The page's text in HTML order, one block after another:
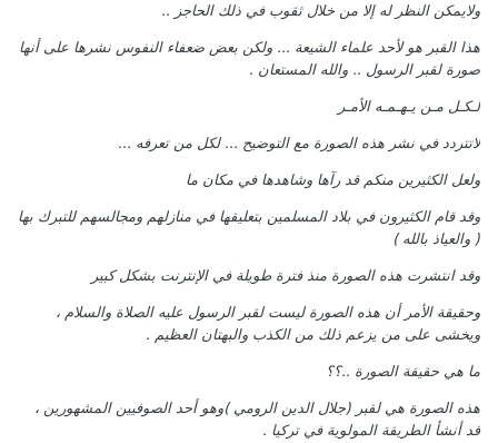
ولايمكن النظر له إلا من خلال ثقوب في ذلك الحاجز ..
هذا القبر هو لأحد علماء الشيعة ... ولكن بعض ضعفاء النفوس نشرها على أنها
صورة لقبر الرسول .. والله المستعان .
لـكـل مـن يـهـمـه الأمـر
لاتتردد في نشر هذه الصورة مع التوضيح ... لكل من تعرفه ...
ولعل الكثيرين منكم قد رآها وشاهدها في مكان ما
وقد قام الكثيرون في بلاد المسلمين بتعليقها في منازلهم ومجالسهم للتبرك بها
( والعياذ بالله )
وقد انتشرت هذه الصورة منذ فترة طويلة في الإنترنت بشكل كبير
وحقيقة الأمر أن هذه الصورة ليست لقبر الرسول عليه الصلاة والسلام ،
ويخشى على من يزعم ذلك من الكذب والبهتان العظيم .
ما هي حقيقة الصورة ..؟؟
هذه الصورة هي لقبر (جلال الدين الرومي )وهو أحد الصوفيين المشهورين ،
قد أنشأ الطريقة المولوية في تركيا .